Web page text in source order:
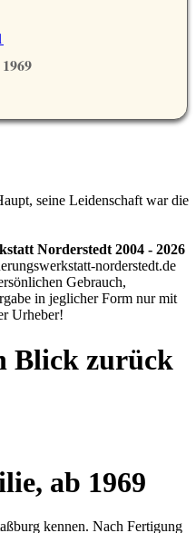
seine Leidenschaft war die
Norderstedt 2004 - 2026
norderstedt.de
Gebrauch,
in jeglicher Form nur mit
Urheber!
Blick zurück
ab 1969
kennen. Nach Fertigung